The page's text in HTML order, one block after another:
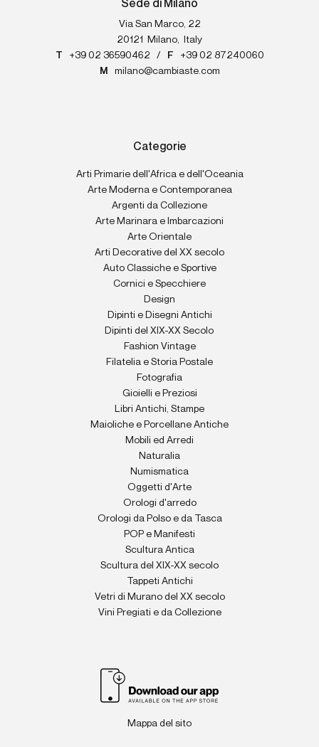
Sede di Milano
Via San Marco, 22
20121
Milano
Italy
T
+39 02 36590462 / F
+39 02 87240060
M
milano@cambiaste.com
Categorie
Arti Primarie dell'Africa e dell'Oceania
Arte Moderna e Contemporanea
Argenti da Collezione
Arte Marinara e Imbarcazioni
Arte Orientale
Arti Decorative del XX secolo
Auto Classiche e Sportive
Cornici e Specchiere
Design
Dipinti e Disegni Antichi
Dipinti del XIX-XX Secolo
Fashion Vintage
Filatelia e Storia Postale
Fotografia
Gioielli e Preziosi
Libri Antichi, Stampe
Maioliche e Porcellane Antiche
Mobili ed Arredi
Naturalia
Numismatica
Oggetti d'Arte
Orologi d'arredo
Orologi da Polso e da Tasca
POP e Manifesti
Scultura Antica
Scultura del XIX-XX secolo
Tappeti Antichi
Vetri di Murano del XX secolo
Vini Pregiati e da Collezione
Mappa del sito